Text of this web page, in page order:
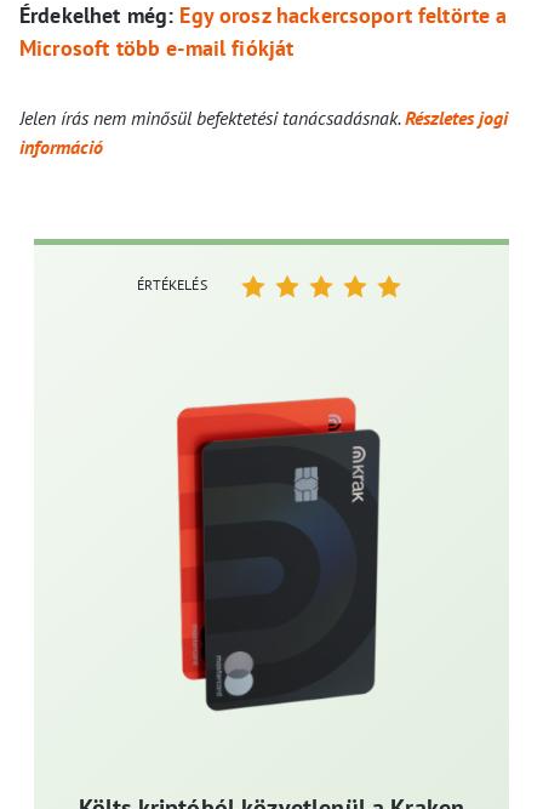
Érdekelhet még: Egy orosz hackercsoport feltörte a
Microsoft több e-mail fiókját
Jelen írás nem minősül befektetési tanácsadásnak.Részletes jogi
információ
ÉRTÉKELÉS